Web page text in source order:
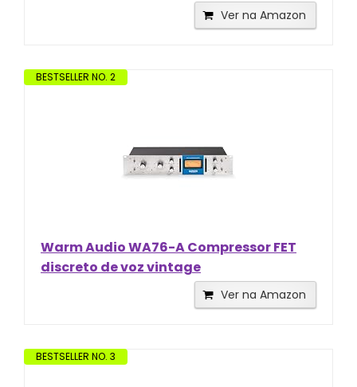
Ver na Amazon
BESTSELLER NO. 2
Warm Audio WA76-A Compressor FET
discreto de voz vintage
Ver na Amazon
BESTSELLER NO. 3